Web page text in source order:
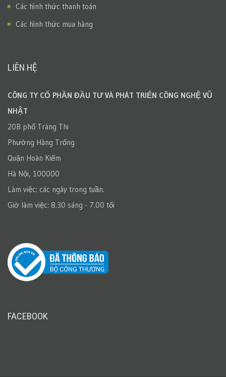
Các hình thức thanh toán
Các hình thức mua hàng
LIÊN HỆ
CÔNG TY CỔ PHẦN ĐẦU TƯ VÀ PHÁT TRIỂN CÔNG NGHỆ VŨ
NHẬT
20B phố Tràng Thi
Phường Hàng Trống
Quận Hoàn Kiếm
Hà Nội, 100000
Làm việc: các ngày trong tuần.
Giờ làm việc: 8.30 sáng - 7.00 tối
FACEBOOK